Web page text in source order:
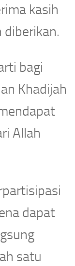
kasih
bagi
Khadijah
Allah
dapat
satu